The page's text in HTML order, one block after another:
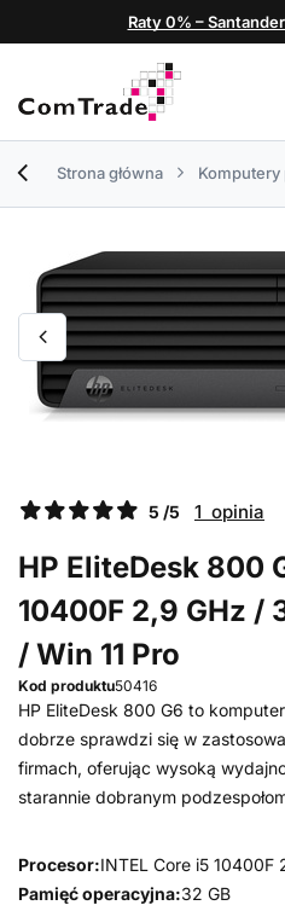
Raty 0% –
Strona główna
5 /5 1 opinia
HP EliteDesk 800
10400F 2,9 GHz /
/ Win 11 Pro
Kod produktu50416
HP EliteDesk 800 G6 to
dobrze sprawdzi się w
firmach, oferując wysoką
starannie dobranym
Procesor:INTEL Core i5 10400F
Pamięć operacyjna:32 GB